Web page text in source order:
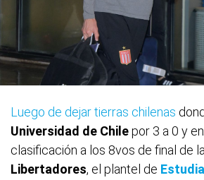
Luego de dejar tierras chilenas
Universidad de Chilepor 3 a 0 y
clasificación a los 8vos de final de
Libertadores, el plantel de